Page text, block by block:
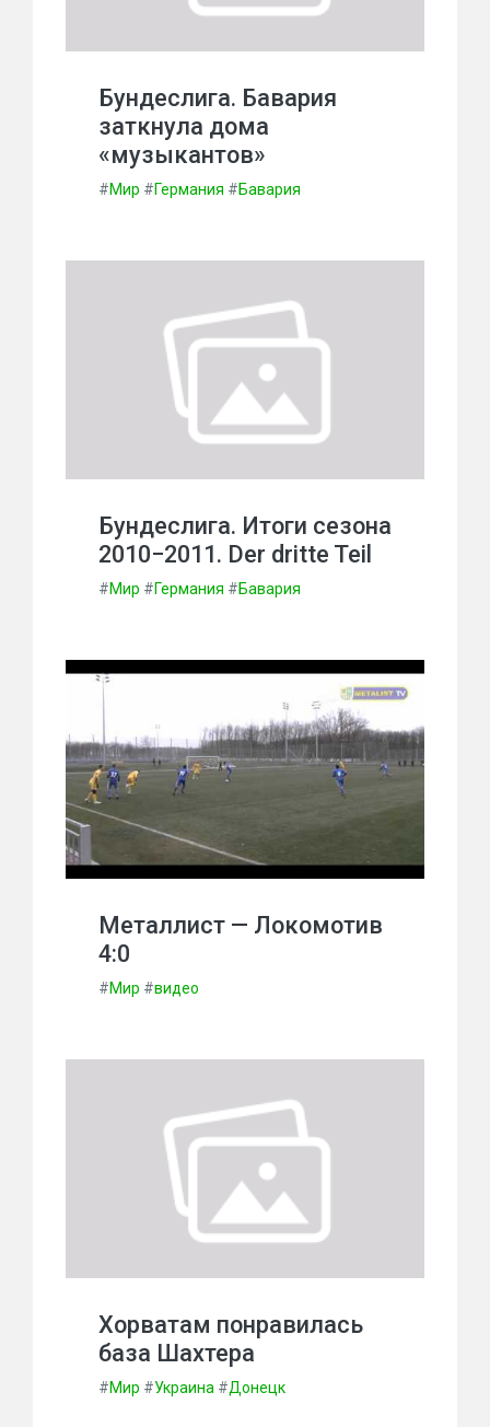
Бундеслига. Бавария
заткнула дома
«музыкантов»
#Мир #Германия #Бавария
Бундеслига. Итоги сезона
2010−2011. Der dritte Teil
#Мир #Германия #Бавария
Металлист — Локомотив
4:0
#Мир #видео
Хорватам понравилась
база Шахтера
#Мир #Украина #Донецк